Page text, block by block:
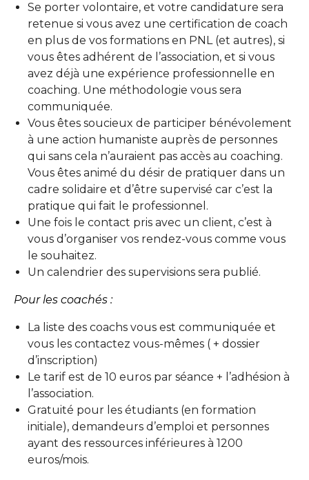
Se porter volontaire, et votre candidature sera
retenue si vous avez une certification de coach
en plus de vos formations en PNL (et autres), si
vous êtes adhérent de l’association, et si vous
avez déjà une expérience professionnelle en
coaching. Une méthodologie vous sera
communiquée.
Vous êtes soucieux de participer bénévolement
à une action humaniste auprès de personnes
qui sans cela n’auraient pas accès au coaching.
Vous êtes animé du désir de pratiquer dans un
cadre solidaire et d’être supervisé car c’est la
pratique qui fait le professionnel.
Une fois le contact pris avec un client, c’est à
vous d’organiser vos rendez-vous comme vous
le souhaitez.
Un calendrier des supervisions sera publié.
Pour les coachés :
La liste des coachs vous est communiquée et
vous les contactez vous-mêmes ( + dossier
d’inscription)
Le tarif est de 10 euros par séance + l’adhésion à
l’association.
Gratuité pour les étudiants (en formation
initiale), demandeurs d’emploi et personnes
ayant des ressources inférieures à 1200
euros/mois.